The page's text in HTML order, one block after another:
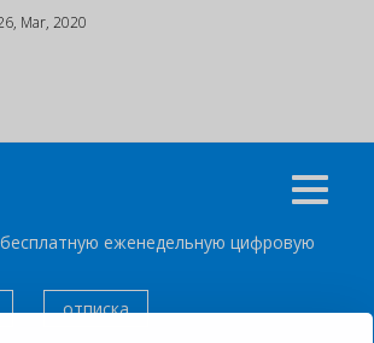
Mar, 2020
еженедельную цифровую
отписка